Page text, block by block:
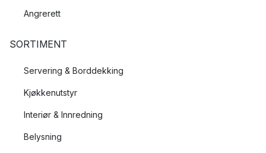
Angrerett
SORTIMENT
Servering & Borddekking
Kjøkkenutstyr
Interiør & Innredning
Belysning